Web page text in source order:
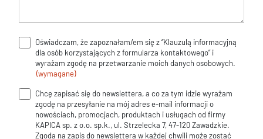
Klauzula
informacyjna
(wymagane)
Oświadczam, że zapoznałam/em się z “Klauzulą informacyjną
dla osób korzystających z formularza kontaktowego” i
wyrażam zgodę na przetwarzanie moich danych osobowych.
(wymagane)
Zgoda
newsletter
Chcę zapisać się do newslettera, a co za tym idzie wyrażam
zgodę na przesyłanie na mój adres e-mail informacji o
nowościach, promocjach, produktach i usługach od firmy
KAPICA sp. z o.o. sp.k., ul. Strzelecka 7, 47-120 Zawadzkie.
Zgoda na zapis do newslettera w każdej chwili może zostać